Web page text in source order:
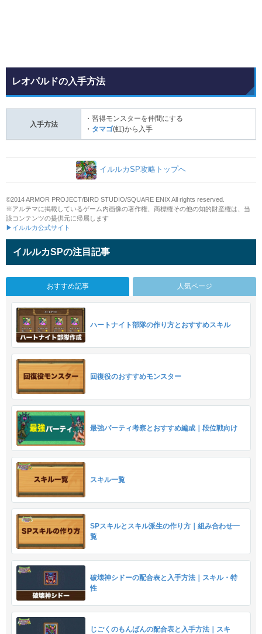
レオパルドの入手方法
入手方法
・習得モンスターを仲間にする
・ タマゴ(虹)から入手
イルルカSP攻略トップへ
©2014 ARMOR PROJECT/BIRD STUDIO/SQUARE ENIX All rights reserved.
※アルテマに掲載しているゲーム内画像の著作権、商標権その他の知的財産権は、当
該コンテンツの提供元に帰属します
▶イルルカ公式サイト
イルルカSPの注目記事
おすすめ記事 人気ページ
ハートナイト部隊の作り方とおすすめスキル
回復役のおすすめモンスター
最強パーティ考察とおすすめ編成｜段位戦向け
スキル一覧
SPスキルとスキル派生の作り方｜組み合わせ一
覧
破壊神シドーの配合表と入手方法｜スキル・特
性
じごくのもんばんの配合表と入手方法｜スキ